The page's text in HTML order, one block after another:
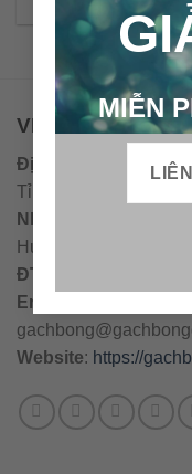
MIỄN
VPĐD - CTY
Địa chỉ:
CCN Quán
Tỉnh Quảng Ngãi
Nhà máy miền trung:
Huyện Mộ Đức, Tỉnh
ĐT
Email
Website: https://